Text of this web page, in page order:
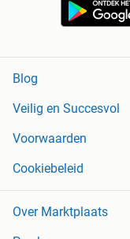
Blog
Veilig en Succesvol
Voorwaarden
Cookiebeleid
Over Marktplaats